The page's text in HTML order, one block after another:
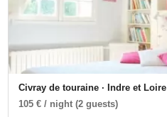
Civray de touraine · Indre et Loire
105 € / night (2 guests)